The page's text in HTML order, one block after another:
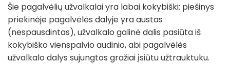
Šie pagalvėlių užvalkalai yra labai kokybiški: piešinys
priekinėje pagalvėlės dalyje yra austas
(nespausdintas), užvalkalo galinė dalis pasiūta iš
kokybiško vienspalvio audinio, abi pagalvėlės
užvalkalo dalys sujungtos gražiai įsiūtu užtrauktuku.